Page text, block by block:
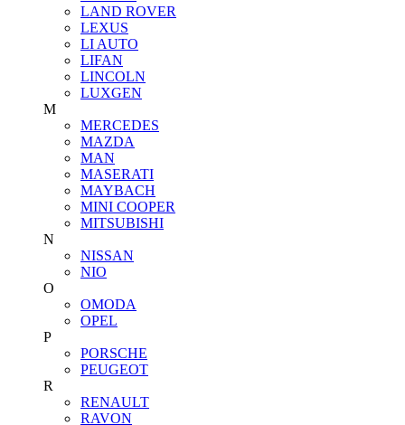
LAND ROVER
LEXUS
LI AUTO
LIFAN
LINCOLN
LUXGEN
M
MERCEDES
MAZDA
MAN
MASERATI
MAYBACH
MINI COOPER
MITSUBISHI
N
NISSAN
NIO
O
OMODA
OPEL
P
PORSCHE
PEUGEOT
R
RENAULT
RAVON